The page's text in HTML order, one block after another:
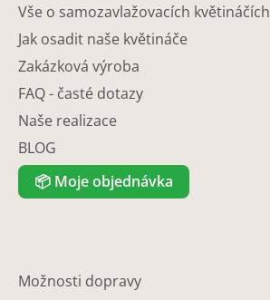
Vše o samozavlažovacích květináčích
Jak osadit naše květináče
Zakázková výroba
FAQ - časté dotazy
Naše realizace
BLOG
📦 Moje objednávka
Možnosti dopravy